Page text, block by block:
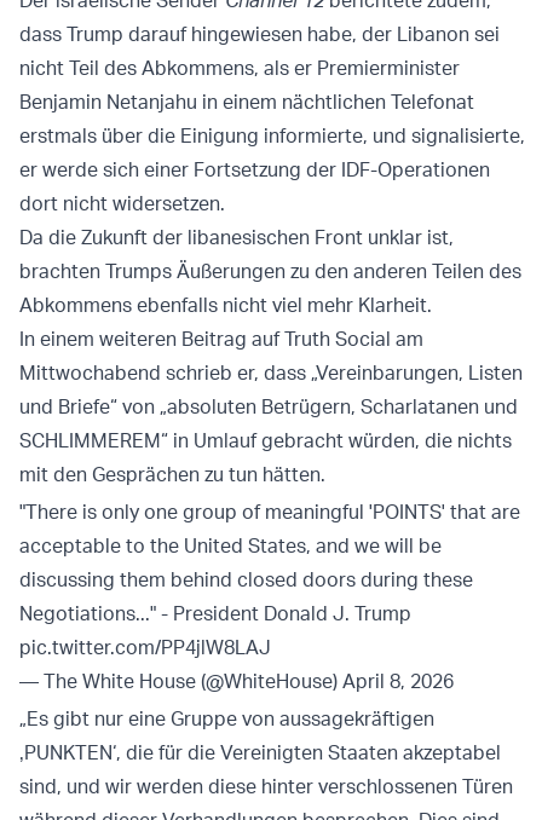
dass Trump darauf hingewiesen habe, der Libanon sei
nicht Teil des Abkommens, als er Premierminister
Benjamin Netanjahu in einem nächtlichen Telefonat
erstmals über die Einigung informierte, und signalisierte,
er werde sich einer Fortsetzung der IDF-Operationen
dort nicht widersetzen.
Da die Zukunft der libanesischen Front unklar ist,
brachten Trumps Äußerungen zu den anderen Teilen des
Abkommens ebenfalls nicht viel mehr Klarheit.
In einem weiteren Beitrag auf Truth Social am
Mittwochabend schrieb er, dass „Vereinbarungen, Listen
und Briefe“ von „absoluten Betrügern, Scharlatanen und
SCHLIMMEREM“ in Umlauf gebracht würden, die nichts
mit den Gesprächen zu tun hätten.
"There is only one group of meaningful 'POINTS' that are
acceptable to the United States, and we will be
discussing them behind closed doors during these
Negotiations..." - President Donald J. Trump
pic.twitter.com/PP4jlW8LAJ
— The White House (@WhiteHouse) April 8, 2026
„Es gibt nur eine Gruppe von aussagekräftigen
‚PUNKTEN‘, die für die Vereinigten Staaten akzeptabel
sind, und wir werden diese hinter verschlossenen Türen